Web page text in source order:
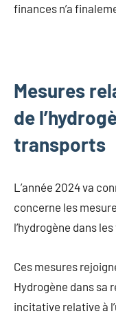
finances n’a
Mesures
de
transports
L’année 2024 va
concerne les
l’hydrogène dans
Ces mesures
Hydrogène dans sa
incitative relative à